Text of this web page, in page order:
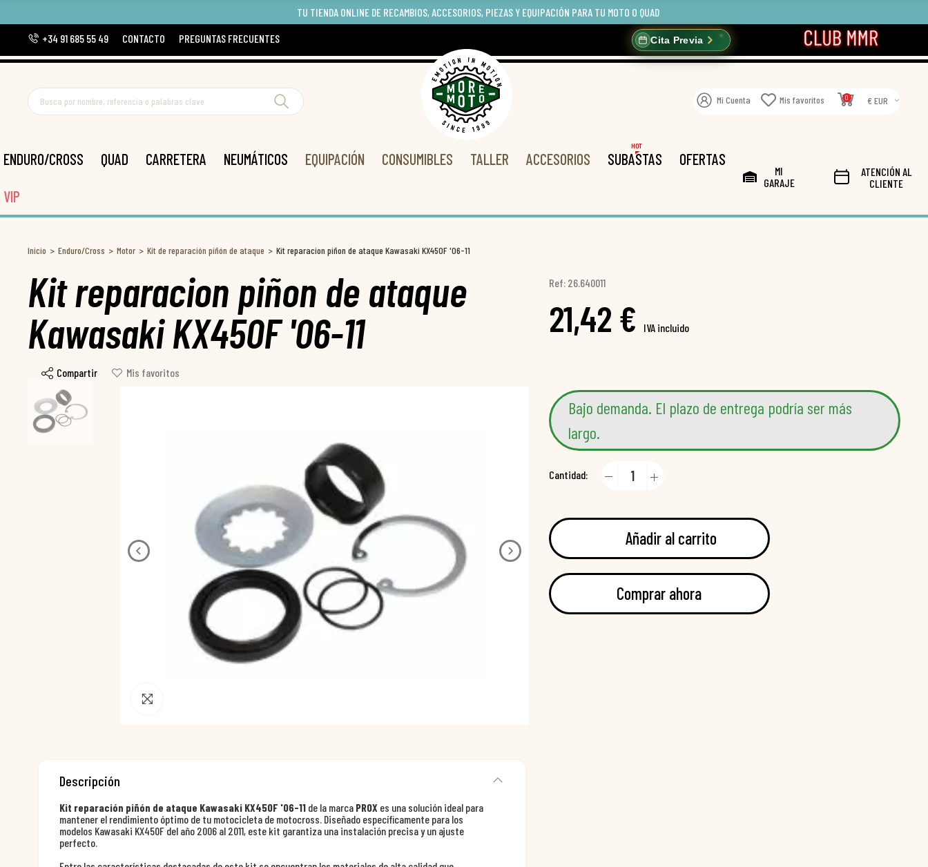
TU TIENDA ONLINE DE RECAMBIOS, ACCESORIOS, PIEZAS Y EQUIPACIÓN PARA TU MOTO O QUAD
+34 91 685 55 49
CONTACTO PREGUNTAS FRECUENTES Cita Previa
Mi Cuenta Mis favoritos 0 € EUR
ENDURO/CROSS QUAD CARRETERA NEUMÁTICOS EQUIPACIÓN CONSUMIBLES TALLER ACCESORIOS SUBASTAS
HOT
OFERTAS
VIP
MI
GARAJE
ATENCIÓN AL
CLIENTE
Inicio Enduro/Cross Motor Kit de reparación piñón de ataque Kit reparacion piñon de ataque Kawasaki KX450F '06-11
Kit reparacion piñon de ataque
Kawasaki KX450F '06-11
Compartir Mis favoritos
Ref: 26.640011
21,42 € IVA incluido
Bajo demanda. El plazo de entrega podría ser más
largo.
Cantidad:
Añadir al carrito
Comprar ahora
Descripción
Kit reparación piñón de ataque Kawasaki KX450F '06-11 de la marca PROX es una solución ideal para
mantener el rendimiento óptimo de tu motocicleta de motocross. Diseñado específicamente para los
modelos Kawasaki KX450F del año 2006 al 2011, este kit garantiza una instalación precisa y un ajuste
perfecto.